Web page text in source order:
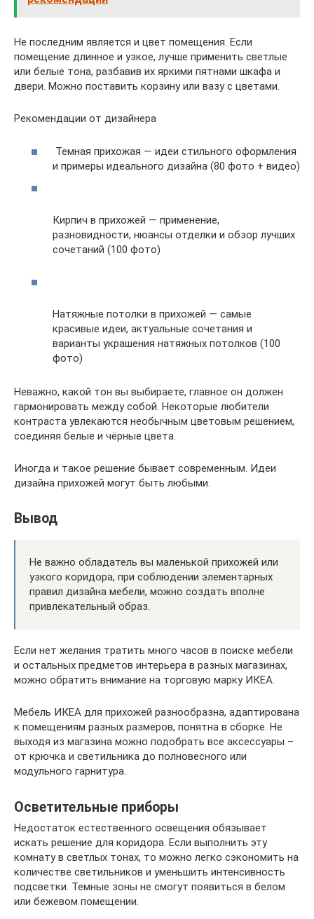
Не последним является и цвет помещения. Если
помещение длинное и узкое, лучше применить светлые
или белые тона, разбавив их яркими пятнами шкафа и
двери. Можно поставить корзину или вазу с цветами.
Рекомендации от дизайнера
Темная прихожая — идеи стильного оформления
и примеры идеального дизайна (80 фото + видео)
Кирпич в прихожей — применение,
разновидности, нюансы отделки и обзор лучших
сочетаний (100 фото)
Натяжные потолки в прихожей — самые
красивые идеи, актуальные сочетания и
варианты украшения натяжных потолков (100
фото)
Неважно, какой тон вы выбираете, главное он должен
гармонировать между собой. Некоторые любители
контраста увлекаются необычным цветовым решением,
соединяя белые и чёрные цвета.
Иногда и такое решение бывает современным. Идеи
дизайна прихожей могут быть любыми.
Вывод
Не важно обладатель вы маленькой прихожей или
узкого коридора, при соблюдении элементарных
правил дизайна мебели, можно создать вполне
привлекательный образ.
Если нет желания тратить много часов в поиске мебели
и остальных предметов интерьера в разных магазинах,
можно обратить внимание на торговую марку ИКЕА.
Мебель ИКЕА для прихожей разнообразна, адаптирована
к помещениям разных размеров, понятна в сборке. Не
выходя из магазина можно подобрать все аксессуары –
от крючка и светильника до полновесного или
модульного гарнитура.
Осветительные приборы
Недостаток естественного освещения обязывает
искать решение для коридора. Если выполнить эту
комнату в светлых тонах, то можно легко сэкономить на
количестве светильников и уменьшить интенсивность
подсветки. Темные зоны не смогут появиться в белом
или бежевом помещении.